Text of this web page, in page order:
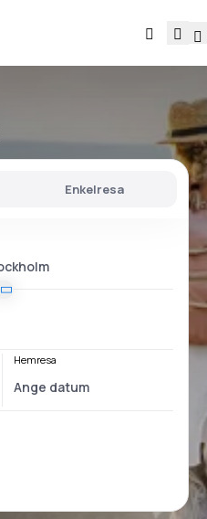
Enkelresa
Hemresa